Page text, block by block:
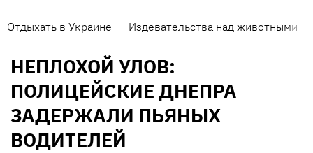
Отдыхать в Украине Издевательства над животными
НЕПЛОХОЙ УЛОВ:
ПОЛИЦЕЙСКИЕ ДНЕПРА
ЗАДЕРЖАЛИ ПЬЯНЫХ
ВОДИТЕЛЕЙ